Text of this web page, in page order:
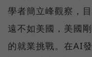
學者簡立峰觀察，
遠不如美國，美國
的就業挑戰。在AI